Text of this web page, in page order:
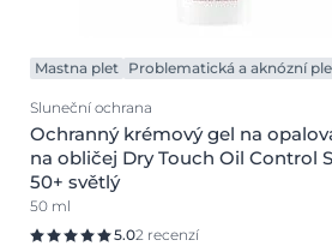
Mastna plet Problematická a aknózní
Sluneční ochrana
Ochranný krémový gel na
na obličej Dry Touch Oil Control
50+ světlý
50 ml
5.02 recenzí